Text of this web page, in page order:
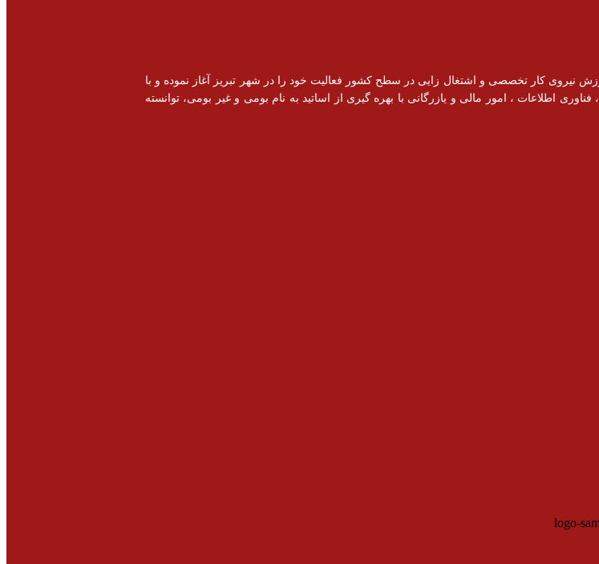
مجوز رسمی از سازمان فنی و حرفه ای فعالیت خود را از سال 1394با هدف آموزش نیروی کار تخصصی و اشتغال زایی در سطح کشور فعالیت خود را در شهر تبریز آغاز نموده و با
اطلاعات ، امور مالی و یازرگانی با بهره گیری از اساتید به نام بومی و غیر بومی، توانسته